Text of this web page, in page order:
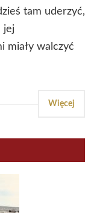
tam uderzyć,
jej
miały walczyć
Więcej